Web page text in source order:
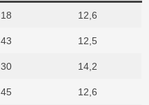
18 12,6
43 12,5
30 14,2
45 12,6